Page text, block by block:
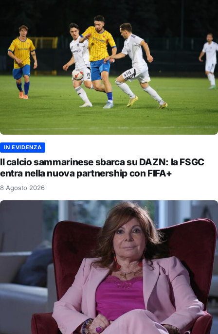
IN EVIDENZA
Il calcio sammarinese sbarca su DAZN: la FSGC
entra nella nuova partnership con FIFA+
8 Agosto 2026